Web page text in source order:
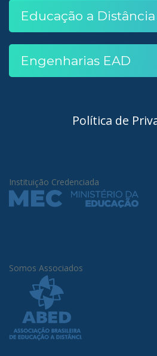
Educação a Distância
Engenharias EAD
Política de
Instituição Credenciada
Somos Associados